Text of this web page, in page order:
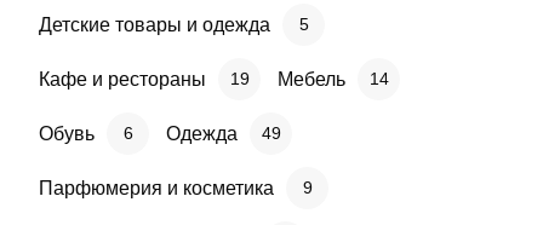
Детские товары и одежда 5
Кафе и рестораны 19 Мебель 14
Обувь 6 Одежда 49
Парфюмерия и косметика 9